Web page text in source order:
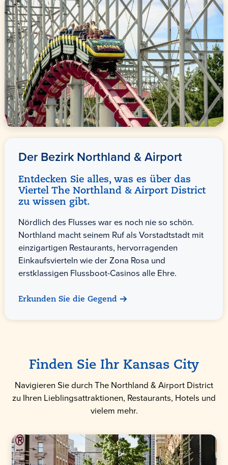
Der Bezirk Northland & Airport
Entdecken Sie alles, was es über das
Viertel The Northland & Airport District
zu wissen gibt.
Nördlich des Flusses war es noch nie so schön.
Northland macht seinem Ruf als Vorstadtstadt mit
einzigartigen Restaurants, hervorragenden
Einkaufsvierteln wie der Zona Rosa und
erstklassigen Flussboot-Casinos alle Ehre.
Erkunden Sie die Gegend
Finden Sie Ihr Kansas City
Navigieren Sie durch The Northland & Airport District
zu Ihren Lieblingsattraktionen, Restaurants, Hotels und
vielem mehr.